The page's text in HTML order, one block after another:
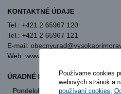
KONTAKTNÉ ÚDAJE
Tel.: +421 2 65967 120
Tel.: +421 2 65967 121
E-mail:
Web: www.vysokaprimorave.sk
ÚRADNÉ HODINY OBECNÝ ÚRAD
Pondelok
8:00 - 12:00
Používame cookies
webových stránok a
používaní cookies